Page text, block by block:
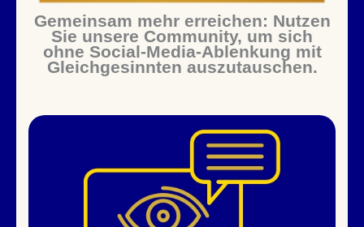
Gemeinsam mehr erreichen: Nutzen
Sie unsere Community, um sich
ohne Social-Media-Ablenkung mit
Gleichgesinnten auszutauschen.